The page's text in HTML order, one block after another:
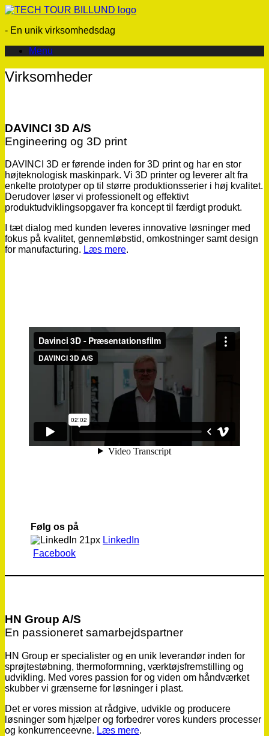
Gå
indhold
- En unik virksomhedsdag
Menu
Virksomheder
DAVINCI 3D A/S
Engineering og 3D print
DAVINCI 3D er førende inden for 3D print og har en stor
højteknologisk maskinpark. Vi 3D printer og leverer alt fra
enkelte prototyper op til større produktionsserier i høj kvalitet.
Derudover løser vi professionelt og effektivt
produktudviklingsopgaver fra koncept til færdigt produkt.
I tæt dialog med kunden leveres innovative løsninger med
fokus på kvalitet, gennemløbstid, omkostninger samt design
for manufacturing. Læs mere.
Følg os på
LinkedIn
Facebook
HN Group A/S
En passioneret samarbejdspartner
HN Group er specialister og en unik leverandør inden for
sprøjtestøbning, thermoformning, værktøjsfremstilling og
udvikling. Med vores passion for og viden om håndværket
skubber vi grænserne for løsninger i plast.
Det er vores mission at rådgive, udvikle og producere
løsninger som hjælper og forbedrer vores kunders processer
og konkurrenceevne. Læs mere.